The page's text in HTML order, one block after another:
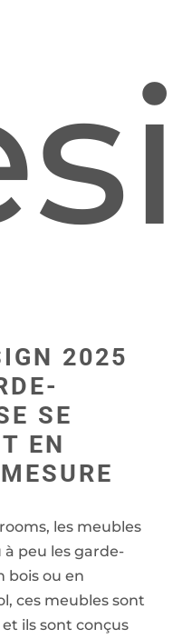
2025
SE
EN
les meubles
peu les garde-
bois ou en
ces meubles sont
ils sont conçus